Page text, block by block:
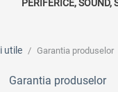
PERIFERICE, SOUND,
utile / Garantia produselor
Garantia produselor